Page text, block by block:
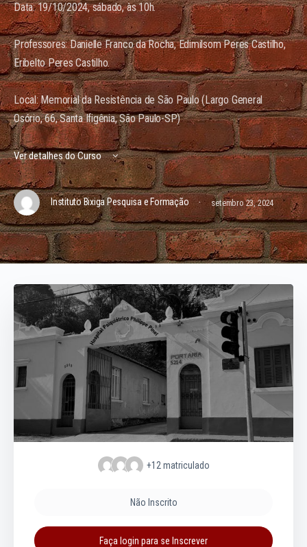
Data: 19/10/2024, sábado, às 10h.
Professores: Danielle Franco da Rocha, Edimilsom Peres Castilho,
Eribelto Peres Castilho.
Local: Memorial da Resistência de São Paulo (Largo General
Osório, 66, Santa Ifigênia, São Paulo-SP)
Ver detalhes do Curso
Instituto Bixiga Pesquisa e Formação · setembro 23, 2024
+12 matriculado
Não Inscrito
Faça login para se Inscrever